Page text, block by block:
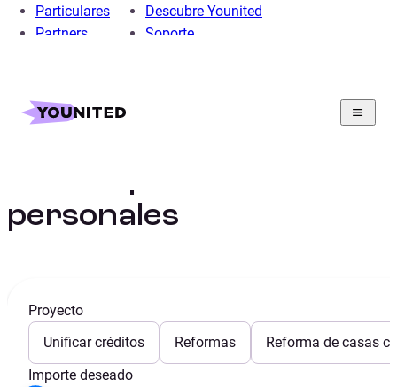
Particulares
Partners
Descubre Younited
Soporte
Home
Guia de préstamos personales
personales
Proyecto
Unificar créditos
Reformas
Reforma de casas
Importe deseado